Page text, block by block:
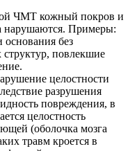
ЧМТ кожный покров и
нарушаются. Примеры:
основания без
структур, повлекшие
целостности
разрушения
повреждения, в
целостность
(оболочка мозга
травм кроется в